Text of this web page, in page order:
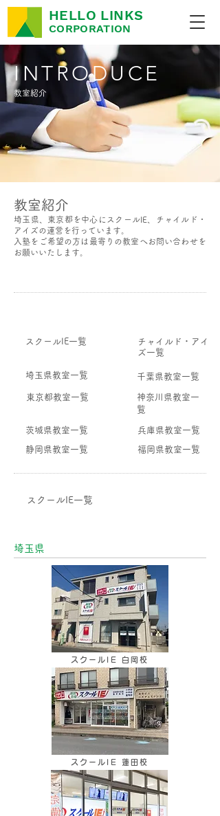
HELLO LINKS
CORPORATION
INTRODUCE
教室紹介
​教室紹介
埼玉県、東京都を中心にスクールIE、チャイルド・
アイズの運営を行っています。
​入塾をご希望の方は最寄りの教室へお問い合わせを
お願いいたします。
スクールIE一覧
チャイルド・アイ
ズ一覧
埼玉県教室一覧
東京都教室一覧
茨城県教室一覧
静岡県教室一覧
千葉県教室一覧
神奈川県教室一
覧
兵庫県教室一覧
福岡県教室一覧
スクールIE一覧
​埼玉県
スクールIE 白岡校
スクールIE 蓮田校